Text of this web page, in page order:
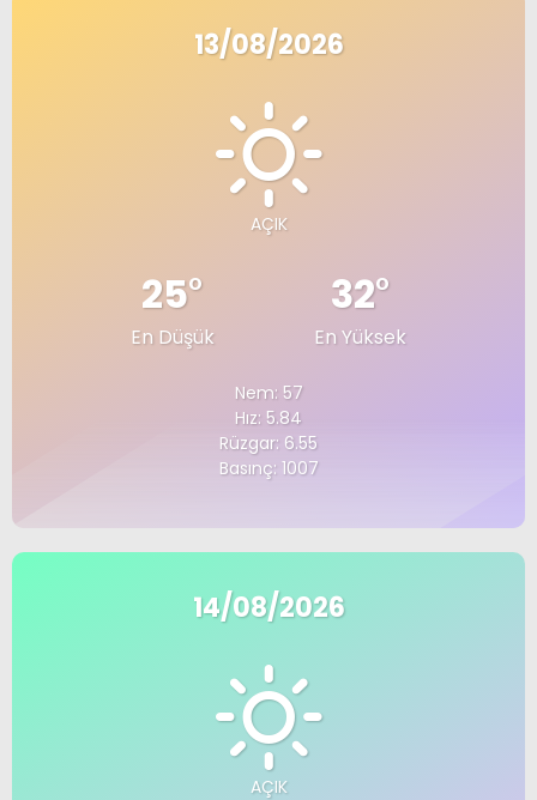
13/08/2026
AÇIK
25°
En Düşük
32°
En Yüksek
Nem: 57
Hız: 5.84
Rüzgar: 6.55
Basınç: 1007
14/08/2026
AÇIK